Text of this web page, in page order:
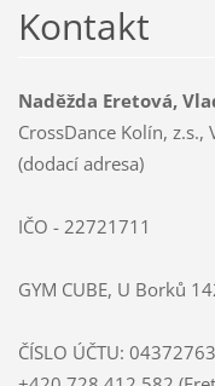
Kontakt
Naděžda Eretová,
CrossDance Kolín,
(dodací adresa)
IČO - 22721711
GYM CUBE, U Borků
ČÍSLO ÚČTU: